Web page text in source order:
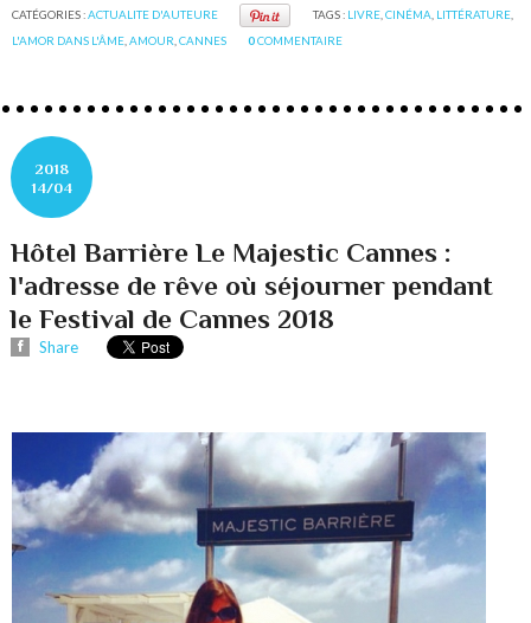
CATÉGORIES :ACTUALITE D'AUTEURE TAGS : LIVRE, CINÉMA LITTÉRATURE,
L'AMOR DANS L'ÂME ,AMOUR ,CANNES 0COMMENTAIRE
2018
14/04
Hôtel Barrière Le Majestic Cannes :
l'adresse de rêve où séjourner pendant
le Festival de Cannes 2018
Share